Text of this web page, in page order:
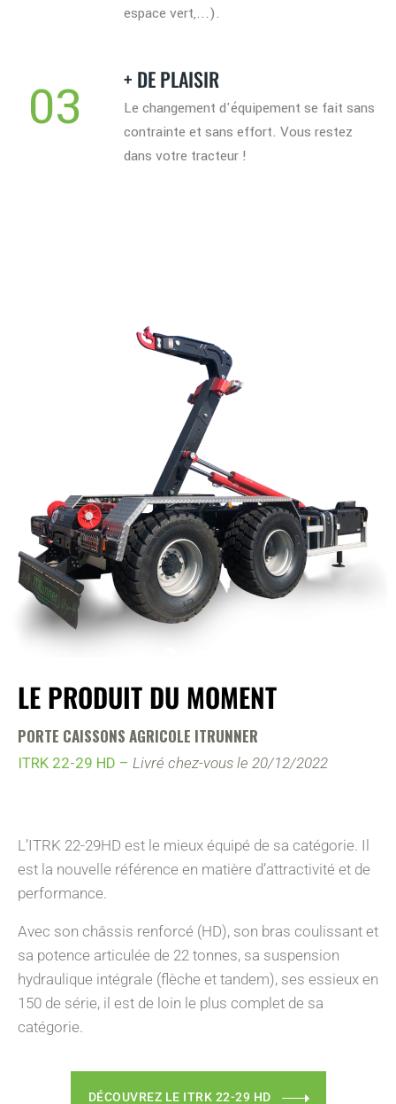
espace vert,...).
03 + DE PLAISIR
Le changement d'équipement se fait sans
contrainte et sans effort. Vous restez
dans votre tracteur !
LE PRODUIT DU MOMENT
PORTE CAISSONS AGRICOLE ITRUNNER
ITRK 22-29 HD – Livré chez-vous le 20/12/2022
L’ITRK 22-29HD est le mieux équipé de sa catégorie. Il
est la nouvelle référence en matière d’attractivité et de
performance.
Avec son châssis renforcé (HD), son bras coulissant et
sa potence articulée de 22 tonnes, sa suspension
hydraulique intégrale (flèche et tandem), ses essieux en
150 de série, il est de loin le plus complet de sa
catégorie.
DÉCOUVREZ LE ITRK 22-29 HD